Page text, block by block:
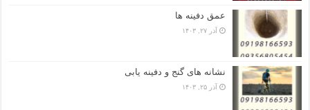
عمق دفینه ها
آذر ۲۷, ۱۴۰۳
نشانه های گنج و دفینه یابی
آذر ۲۵, ۱۴۰۳